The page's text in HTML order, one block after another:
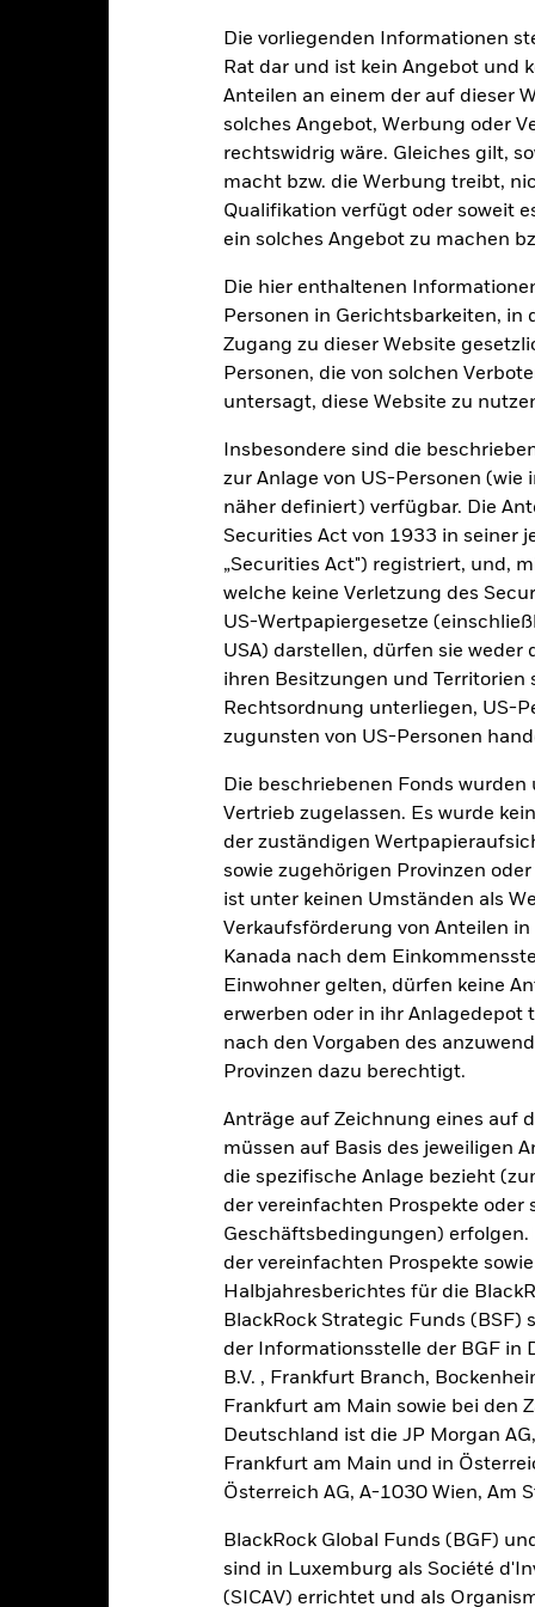
Die vorliegenden Informationen
Rat dar und ist kein Angebot und
Anteilen an einem der auf dieser
solches Angebot, Werbung oder
rechtswidrig wäre. Gleiches gilt,
macht bzw. die Werbung treibt,
Qualifikation verfügt oder soweit
ein solches Angebot zu machen
Die hier enthaltenen
Personen in Gerichtsbarkeiten,
Zugang zu dieser Website
Personen, die von solchen
untersagt, diese Website zu
Insbesondere sind die
zur Anlage von US-Personen (wie
näher definiert) verfügbar. Die
Securities Act von 1933 in seiner
„Securities Act") registriert, und,
welche keine Verletzung des
US-Wertpapiergesetze
USA) darstellen, dürfen sie weder
ihren Besitzungen und Territorien
Rechtsordnung unterliegen, US-
zugunsten von US-Personen
Die beschriebenen Fonds
Vertrieb zugelassen. Es wurde
der zuständigen
sowie zugehörigen Provinzen
ist unter keinen Umständen als
Verkaufsförderung von Anteilen
Kanada nach dem
Einwohner gelten, dürfen keine
erwerben oder in ihr Anlagedepot
nach den Vorgaben des
Provinzen dazu berechtigt.
Anträge auf Zeichnung eines auf
müssen auf Basis des jeweiligen
die spezifische Anlage bezieht
der vereinfachten Prospekte oder
Geschäftsbedingungen) erfolgen.
der vereinfachten Prospekte
Halbjahresberichtes für die
BlackRock Strategic Funds
der Informationsstelle der BGF in
B.V. , Frankfurt Branch,
Frankfurt am Main sowie bei den
Deutschland ist die JP Morgan
Frankfurt am Main und in
Österreich AG, A-1030 Wien, Am
BlackRock Global Funds (BGF)
sind in Luxemburg als Société
(SICAV) errichtet und als
Der Wert der Anlagen und die daraus entstandenen
Anleger erhalten den ursprünglich investierten Betrag eventuell
anfälliger gegenüber wirtschaftlichen oder politischen
Beschränkungen bei der Anlage in oder der
mit bestimmten Geschäftstätigkeiten auszuschließen, die mit den
stark auf Änderungen des ihnen zugrunde liegenden
Der Fondswert unterliegt demzufolge größeren Schwankungen.
großem Umfang oder auf komplexe Weise eingesetzt werden. Der
kann durch die täglichen Kursbewegungen an den Börsen
beeinflusst werden. Festverzinsliche Wertpapiere mit einem
und MBS sind möglicherweise einen hohen Verschuldungsgrad
möglicherweise nicht vollständig wider. FD sind
sie beruhen. Die Auswirkungen sind größer, wenn FD in großem
quantitative Modelle, um Anlageentscheidungen zu treffen.
Modell unter bestimmten Marktbedingungen weniger effizient
dieses Fonds setzen Derivate zur Absicherung des
ein potenzielles Risiko der Ansteckung (auch unter der
Verwaltungsgesellschaft des Fonds wird sicherstellen, dass
vorhanden sind. Über das Drop-Down-Feld direkt
Fonds anzeigen lassen. Die Anteilsklassen mit
gekennzeichnet. Eine vollständige Liste aller Anteilsklassen
tätigt, um Kosten zu senken, erhält der Fonds 62,5% des
sind diese nicht in den laufenden Kosten enthalten.
PRIIP KID Factsheet
Fondsmanager
Wertentwicklung
da keine Daten über die Wertentwicklung für ein
die Wertentwicklung in der Vergangenheit.Die Wertentwicklung
Vergangenheit verwaltet wurde.
eines Nettoinventarwerts (NIW) mit reinvestiertem
höher oder geringer ausfallen, falls Sie in einer anderen